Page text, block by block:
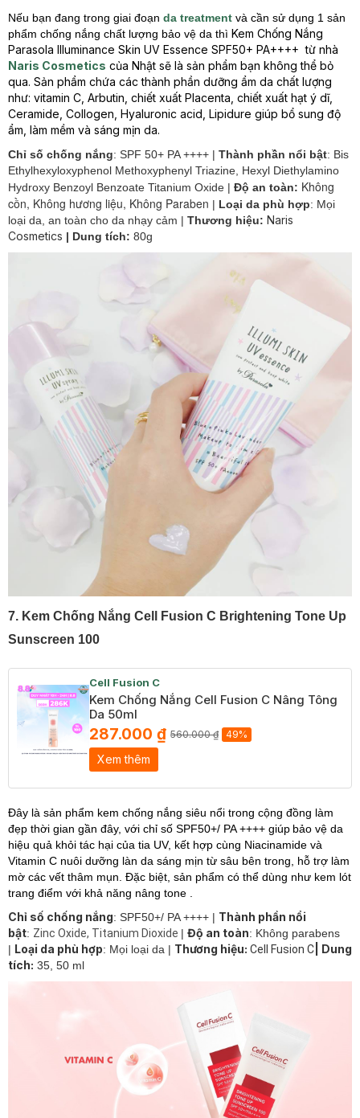
Nếu bạn đang trong giai đoạn da treatment và cần sử dụng 1 sản
phẩm chống nắng chất lượng bảo vệ da thì Kem Chống Nắng
Parasola Illuminance Skin UV Essence SPF50+ PA++++ từ nhà
Naris Cosmetics của Nhật sẽ là sản phẩm bạn không thể bỏ
qua. Sản phẩm chứa các thành phần dưỡng ẩm da chất lượng
như: vitamin C, Arbutin, chiết xuất Placenta, chiết xuất hạt ý dĩ,
Ceramide, Collogen, Hyaluronic acid, Lipidure giúp bổ sung độ
ẩm, làm mềm và sáng mịn da.
Chỉ số chống nắng: SPF 50+ PA ++++ | Thành phần nổi bật: Bis
Ethylhexyloxyphenol Methoxyphenyl Triazine, Hexyl Diethylamino
Hydroxy Benzoyl Benzoate Titanium Oxide | Độ an toàn: Không
cồn, Không hương liệu, Không Paraben | Loại da phù hợp: Mọi
loại da, an toàn cho da nhạy cảm | Thương hiệu: Naris
Cosmetics | Dung tích: 80g
7. Kem Chống Nắng Cell Fusion C Brightening Tone Up
Sunscreen 100
Cell Fusion C
Kem Chống Nắng Cell Fusion C Nâng Tông
Da 50ml
287.000 ₫ 560.000 ₫ 49%
Xem thêm
Đây là sản phẩm kem chống nắng siêu nổi trong cộng đồng làm
đẹp thời gian gần đây, với chỉ số SPF50+/ PA ++++ giúp bảo vệ da
hiệu quả khỏi tác hại của tia UV, kết hợp cùng Niacinamide và
Vitamin C nuôi dưỡng làn da sáng mịn từ sâu bên trong, hỗ trợ làm
mờ các vết thâm mụn. Đặc biệt, sản phẩm có thể dùng như kem lót
trang điểm với khả năng nâng tone .
Chỉ số chống nắng: SPF50+/ PA ++++ | Thành phần nổi
bật: Zinc Oxide, Titanium Dioxide | Độ an toàn: Không parabens
| Loại da phù hợp: Mọi loại da | Thương hiệu: Cell Fusion C | Dung
tích: 35, 50 ml